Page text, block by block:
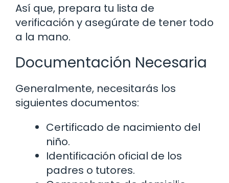
Así que, prepara tu lista de
verificación y asegúrate de tener todo
a la mano.
Documentación Necesaria
Generalmente, necesitarás los
siguientes documentos:
Certificado de nacimiento del
niño.
Identificación oficial de los
padres o tutores.